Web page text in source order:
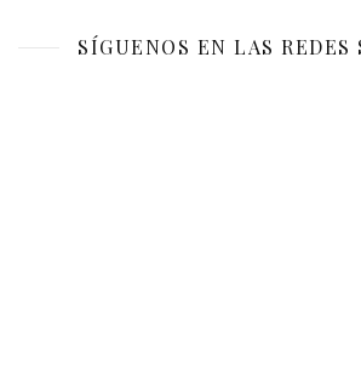
SÍGUENOS EN LAS REDES